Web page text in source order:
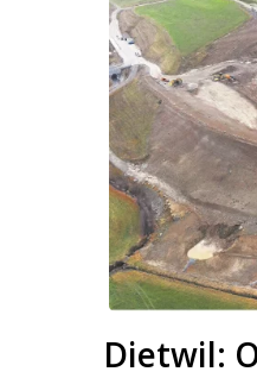
Dietwil: